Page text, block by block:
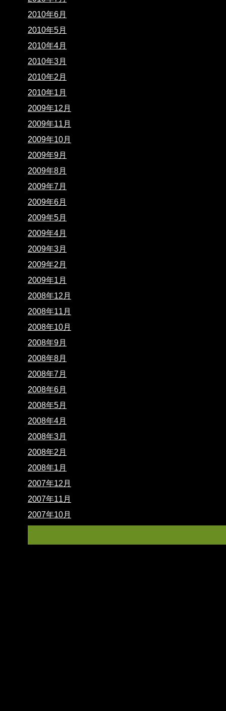
2010年6月
2010年5月
2010年4月
2010年3月
2010年2月
2010年1月
2009年12月
2009年11月
2009年10月
2009年9月
2009年8月
2009年7月
2009年6月
2009年5月
2009年4月
2009年3月
2009年2月
2009年1月
2008年12月
2008年11月
2008年10月
2008年9月
2008年8月
2008年7月
2008年6月
2008年5月
2008年4月
2008年3月
2008年2月
2008年1月
2007年12月
2007年11月
2007年10月